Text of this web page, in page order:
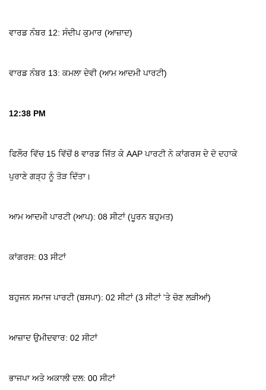
ਵਾਰਡ ਨੰਬਰ 12: ਸੰਦੀਪ ਕੁਮਾਰ (ਆਜ਼ਾਦ)
ਵਾਰਡ ਨੰਬਰ 13: ਕਮਲਾ ਦੇਵੀ (ਆਮ ਆਦਮੀ ਪਾਰਟੀ)
12:38 PM
ਫਿਲੌਰ ਵਿੱਚ 15 ਵਿੱਚੋਂ 8 ਵਾਰਡ ਜਿੱਤ ਕੇ AAP ਪਾਰਟੀ ਨੇ ਕਾਂਗਰਸ ਦੇ ਦੋ ਦਹਾਕੇ
ਪੁਰਾਣੇ ਗੜ੍ਹ ਨੂੰ ਤੋੜ ਦਿੱਤਾ।
ਆਮ ਆਦਮੀ ਪਾਰਟੀ (ਆਪ): 08 ਸੀਟਾਂ (ਪੂਰਨ ਬਹੁਮਤ)
ਕਾਂਗਰਸ: 03 ਸੀਟਾਂ
ਬਹੁਜਨ ਸਮਾਜ ਪਾਰਟੀ (ਬਸਪਾ): 02 ਸੀਟਾਂ (3 ਸੀਟਾਂ 'ਤੇ ਚੋਣ ਲੜੀਆਂ)
ਆਜ਼ਾਦ ਉਮੀਦਵਾਰ: 02 ਸੀਟਾਂ
ਭਾਜਪਾ ਅਤੇ ਅਕਾਲੀ ਦਲ: 00 ਸੀਟਾਂ